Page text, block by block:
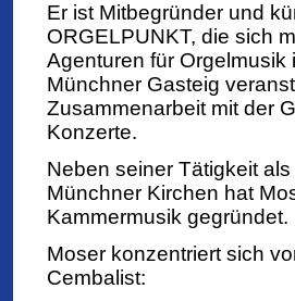
Er ist Mitbegründer und
ORGELPUNKT, die sich
Agenturen für Orgelmusik
Münchner Gasteig
Zusammenarbeit mit der
Konzerte.
Neben seiner Tätigkeit
Münchner Kirchen hat
Kammermusik gegründet.
Moser konzentriert sich
Cembalist: